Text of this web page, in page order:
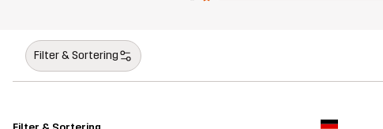
Filter & Sortering